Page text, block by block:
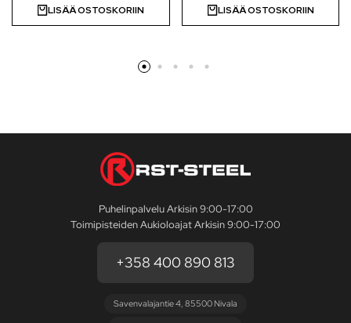
LISÄÄ OSTOSKORIIN LISÄÄ OSTOSKORIIN
Puhelinpalvelu Arkisin 9:00-17:00
Toimipisteiden Aukioloajat Arkisin 9:00-17:00
+358 400 890 813
Savenvalajantie 4, 85500 Nivala